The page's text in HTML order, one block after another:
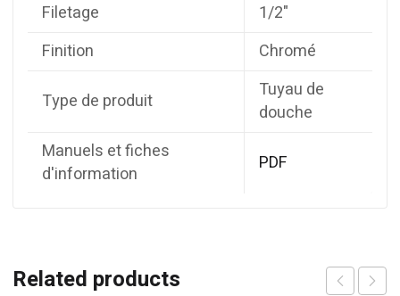
Filetage
1/2"
Finition
Chromé
Type de produit
Tuyau de
douche
Manuels et fiches
d'information
PDF
Related products